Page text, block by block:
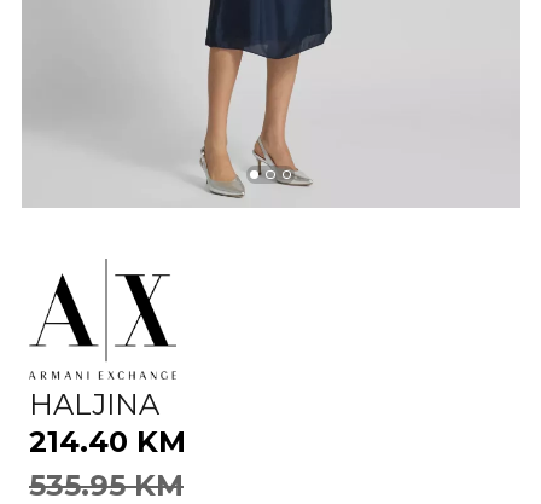
HALJINA
214.40 KM
535.95 KM